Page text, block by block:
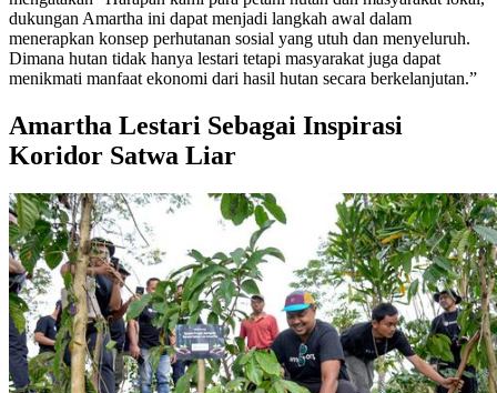
dukungan Amartha ini dapat menjadi langkah awal dalam
menerapkan konsep perhutanan sosial yang utuh dan menyeluruh.
Dimana hutan tidak hanya lestari tetapi masyarakat juga dapat
menikmati manfaat ekonomi dari hasil hutan secara berkelanjutan.”
Amartha Lestari Sebagai Inspirasi
Koridor Satwa Liar